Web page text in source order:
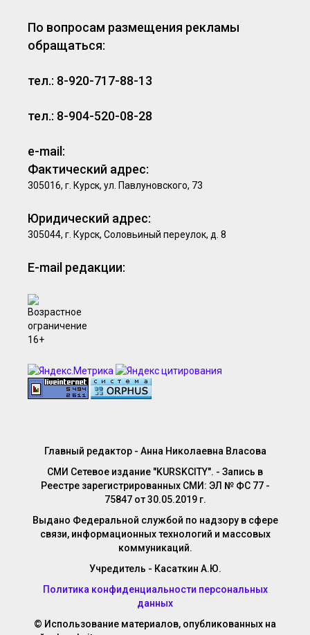
По вопросам размещения рекламы
обращаться:
тел.: 8-920-717-88-13
тел.: 8-904-520-08-28
e-mail:
Фактический адрес:
305016, г. Курск, ул. Павлуновского, 73
Юридический адрес:
305044, г. Курск, Соловьиный переулок, д. 8
E-mail редакции:
Главный редактор - Анна Николаевна Власова
СМИ Сетевое издание "KURSKCITY". - Запись в
Реестре зарегистрированных СМИ: ЭЛ № ФС 77 -
75847 от 30.05.2019 г.
Выдано Федеральной службой по надзору в сфере
связи, информационных технологий и массовых
коммуникаций.
Учредитель - Касаткин А.Ю.
Политика конфиденциальности персональных
данных
© Использование материалов, опубликованных на